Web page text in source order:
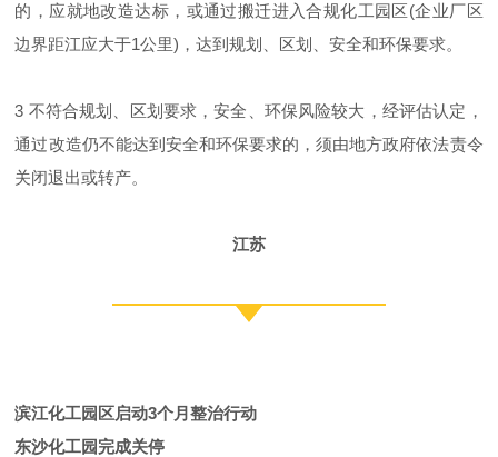
的，应就地改造达标，或通过搬迁进入合规化工园区(企业厂区
边界距江应大于1公里)，达到规划、区划、安全和环保要求。
3 不符合规划、区划要求，安全、环保风险较大，经评估认定，
通过改造仍不能达到安全和环保要求的，须由地方政府依法责令
关闭退出或转产。
江苏
滨江化工园区启动3个月整治行动
东沙化工园完成关停